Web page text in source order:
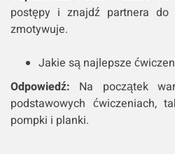
postępy i znajdź partnera do
zmotywuje.
Jakie są najlepsze
Odpowiedź: Na początek
podstawowych ćwiczeniach,
pompki i planki.